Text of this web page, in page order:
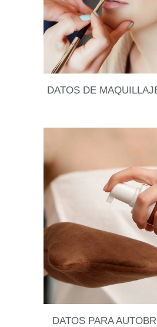
Siempre me están pidiendo
o eventos, así que les
puras mujeres talentosas
Leer
DATOS DE
DATOS PARA